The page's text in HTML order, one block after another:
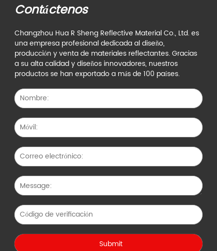
Contáctenos
Changzhou Hua R Sheng Reflective Material Co., Ltd. es
una empresa profesional dedicada al diseño,
producción y venta de materiales reflectantes. Gracias
a su alta calidad y diseños innovadores, nuestros
productos se han exportado a más de 100 países.